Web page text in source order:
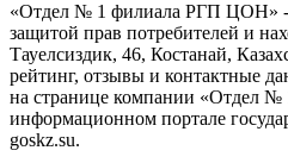
«Отдел № 1 филиала РГП ЦОН» -
защитой прав потребителей и
Тауелсиздик, 46, Костанай,
рейтинг, отзывы и контактные
на странице компании «Отдел
информационном портале
goskz.su.